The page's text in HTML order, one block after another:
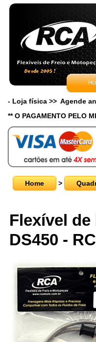
- Loja física >> Agende
** O PAGAMENTO PELO
Home >
Flexível
DS450 -